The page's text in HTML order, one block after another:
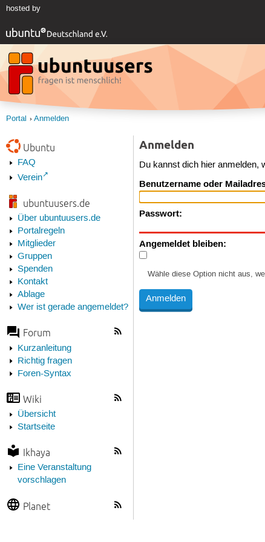
hosted by
Portal Anmelden
Ubuntu
FAQ
Verein
ubuntuusers.de
Über ubuntuusers.de
Portalregeln
Mitglieder
Gruppen
Spenden
Kontakt
Ablage
Wer ist gerade angemeldet?
Forum
Kurzanleitung
Richtig fragen
Foren-Syntax
Wiki
Übersicht
Startseite
Ikhaya
Eine Veranstaltung
vorschlagen
Planet
Anmelden
Du kannst dich hier anmelden,
Benutzername oder
Passwort:
Angemeldet bleiben:
Wähle diese Option nicht aus,